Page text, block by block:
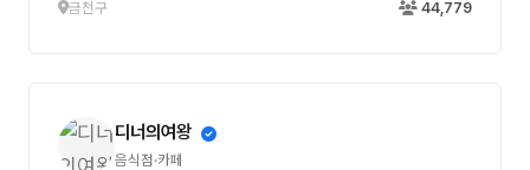
금천구 44,779
디너의여왕
음식점·카페